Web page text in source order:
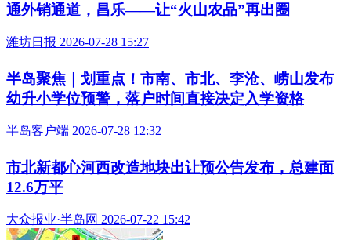
通外销通道，昌乐——让“火山农品”再出圈
潍坊日报 2026-07-28 15:27
半岛聚焦｜划重点！市南、市北、李沧、崂山发布
幼升小学位预警，落户时间直接决定入学资格
半岛客户端 2026-07-28 12:32
市北新都心河西改造地块出让预公告发布，总建面
12.6万平
大众报业·半岛网 2026-07-22 15:42